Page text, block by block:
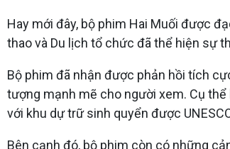
Hay mới đây, bộ phim Hai Muối được
thao và Du lịch tổ chức đã thể hiện sự
Bộ phim đã nhận được phản hồi tích
tượng mạnh mẽ cho người xem. Cụ
với khu dự trữ sinh quyển được
Bên cạnh đó, bộ phim còn có những